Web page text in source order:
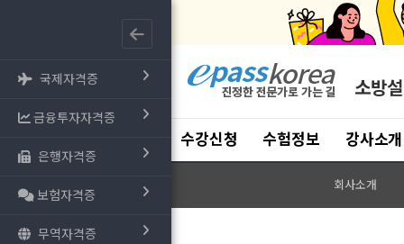
국제자격증
금융투자자격증
은행자격증
보험자격증
무역자격증
소방
수강신청 수험정보 강사소개
회사소개